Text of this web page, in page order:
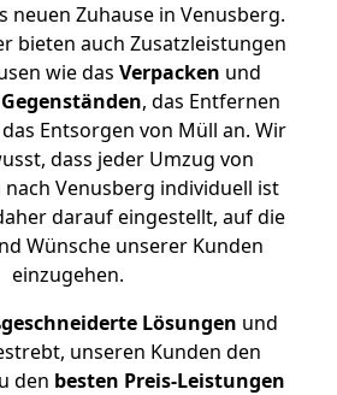
neuen Zuhause in Venusberg.
bieten auch Zusatzleistungen
wie das Verpacken und
Gegenständen, das Entfernen
Entsorgen von Müll an. Wir
dass jeder Umzug von
nach Venusberg individuell ist
darauf eingestellt, auf die
Wünsche unserer Kunden
einzugehen.
Lösungen und
unseren Kunden den
den besten Preis-Leistungen